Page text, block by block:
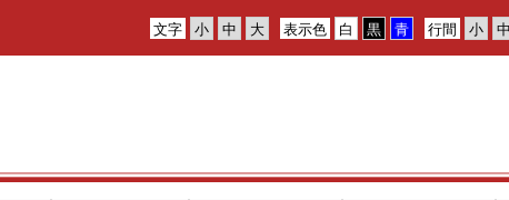
行間
表示色
文字